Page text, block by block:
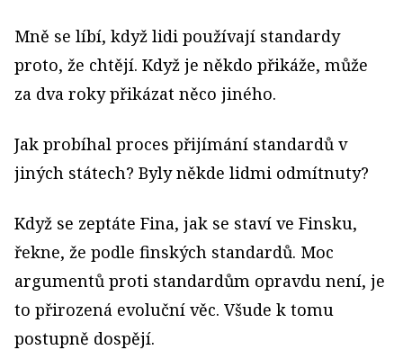
Mně se líbí, když lidi používají standardy
proto, že chtějí. Když je někdo přikáže, může
za dva roky přikázat něco jiného.
Jak probíhal proces přijímání standardů v
jiných státech? Byly někde lidmi odmítnuty?
Když se zeptáte Fina, jak se staví ve Finsku,
řekne, že podle finských standardů. Moc
argumentů proti standardům opravdu není, je
to přirozená evoluční věc. Všude k tomu
postupně dospějí.